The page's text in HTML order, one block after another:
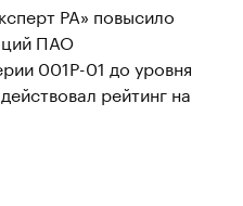
РА» повысило
ПАО
001P-01 до уровня
рейтинг на